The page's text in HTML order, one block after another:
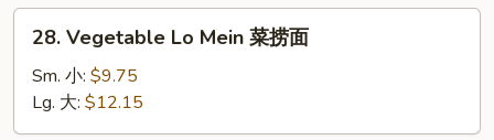
捞
Vegetable
Lo
Mein
菜
28. Vegetable Lo Mein 菜捞面
Sm. 小: $9.75
Lg. 大: $12.15